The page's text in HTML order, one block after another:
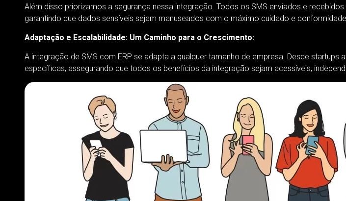
Além disso priorizamos a segurança nessa integração. Todos os SMS enviados e
garantindo que dados sensíveis sejam manuseados com o máximo cuidado e
Adaptação e Escalabilidade: Um Caminho para o Crescimento:
A integração de SMS com ERP se adapta a qualquer tamanho de empresa. Desde
específicas, assegurando que todos os benefícios da integração sejam acessíveis,